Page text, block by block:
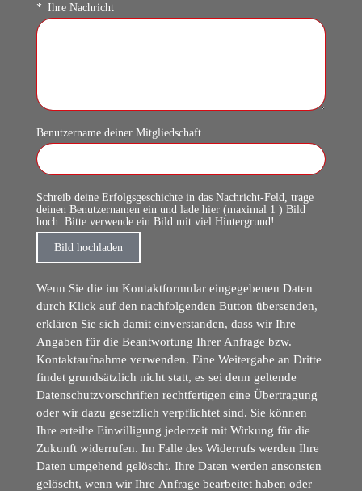
Ihre Nachricht
Benutzername deiner Mitgliedschaft
Schreib deine Erfolgsgeschichte in das Nachricht-Feld, trage
deinen Benutzernamen ein und lade hier (maximal 1 ) Bild
hoch. Bitte verwende ein Bild mit viel Hintergrund!
Bild hochladen
Wenn Sie die im Kontaktformular eingegebenen Daten
durch Klick auf den nachfolgenden Button übersenden,
erklären Sie sich damit einverstanden, dass wir Ihre
Angaben für die Beantwortung Ihrer Anfrage bzw.
Kontaktaufnahme verwenden. Eine Weitergabe an Dritte
findet grundsätzlich nicht statt, es sei denn geltende
Datenschutzvorschriften rechtfertigen eine Übertragung
oder wir dazu gesetzlich verpflichtet sind. Sie können
Ihre erteilte Einwilligung jederzeit mit Wirkung für die
Zukunft widerrufen. Im Falle des Widerrufs werden Ihre
Daten umgehend gelöscht. Ihre Daten werden ansonsten
gelöscht, wenn wir Ihre Anfrage bearbeitet haben oder